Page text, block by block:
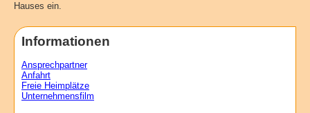
Hauses ein.
Informationen
Ansprechpartner
Anfahrt
Freie Heimplätze
Unternehmensfilm